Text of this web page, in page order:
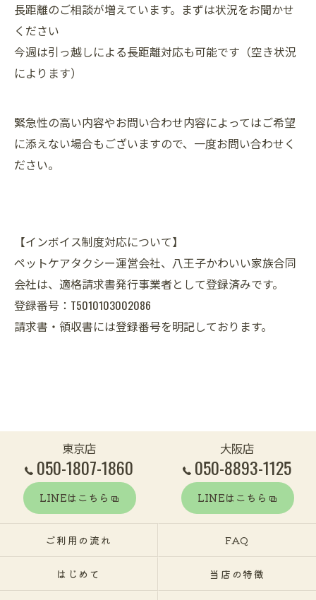
長距離のご相談が増えています。まずは状況をお聞かせ
ください
今週は引っ越しによる長距離対応も可能です（空き状況
によります）
緊急性の高い内容やお問い合わせ内容によってはご希望
に添えない場合もございますので、一度お問い合わせく
ださい。
【インボイス制度対応について】
ペットケアタクシー運営会社、八王子かわいい家族合同
会社は、適格請求書発行事業者として登録済みです。
登録番号：T5010103002086
請求書・領収書には登録番号を明記しております。
東京店
050-1807-1860
LINEはこちら
大阪店
050-8893-1125
LINEはこちら
ご利用の流れ FAQ
はじめて 当店の特徴